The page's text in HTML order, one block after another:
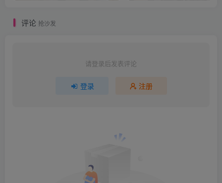
评论 抢沙发
请登录后发表评论
登录 注册